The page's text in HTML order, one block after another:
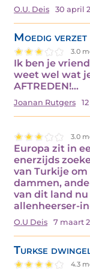
O.U. Deis 30 april
Moedig verzet
3.0
Ik ben je
weet wel wat
AFTREDEN!…
Joanan Rutgers
3.0
Europa zit in
enerzijds
van Turkije
dammen,
van dit land
allenheerser-
O.U Deis 7 maart
Turkse
4.3